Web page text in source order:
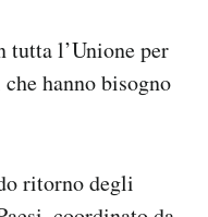
l’Unione per
hanno bisogno
ritorno degli